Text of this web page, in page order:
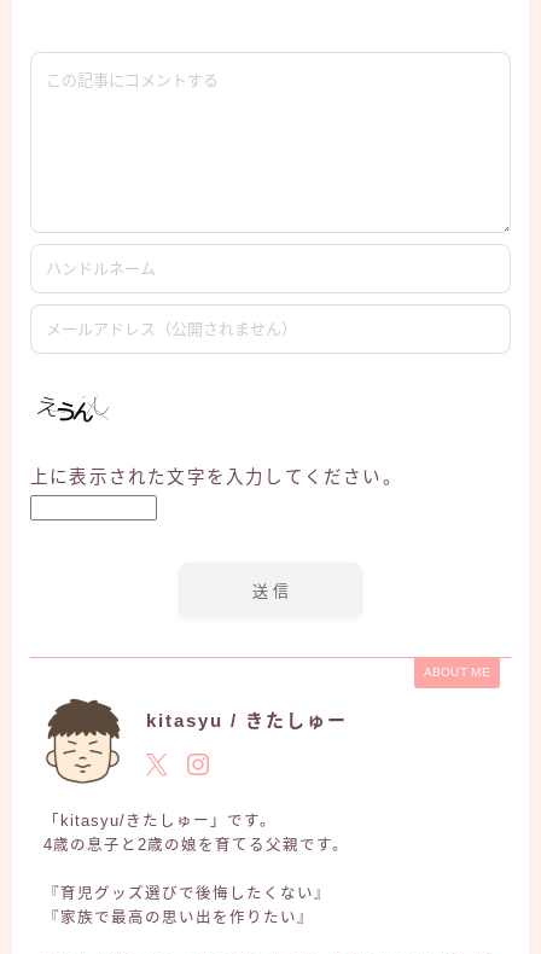
上に表示された文字を入力してください。
ABOUT ME
kitasyu / きたしゅー
「kitasyu/きたしゅー」です。
4歳の息子と2歳の娘を育てる父親です。
『育児グッズ選びで後悔したくない』
『家族で最高の思い出を作りたい』